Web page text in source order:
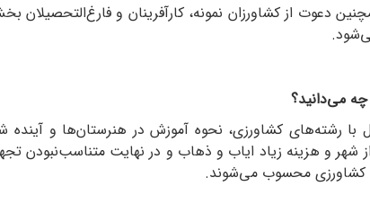
دعوت از کشاورزان نمونه، کارآفرینان و فارغ‌التحصیلان
می‌دانید؟
رشته‌های کشاورزی، نحوه آموزش در هنرستان‌ها و آینده
(با توجه به فاصله ۱۱ کیلومتری آن از شهر و هزینه زیاد ایاب و ذهاب و در
کشاورزی محسوب می‌شوند.